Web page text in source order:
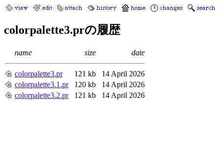
colorpalette3.prの履歴
name size date
colorpalette3.pr 121 kb
14 April 2026
colorpalette3.1.pr
120 kb
14 April 2026
colorpalette3.2.pr
121 kb 14 April 2026